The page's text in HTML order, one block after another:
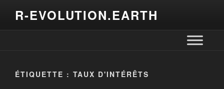
R-EVOLUTION.EARTH
ÉTIQUETTE : TAUX D'INTÉRÊTS